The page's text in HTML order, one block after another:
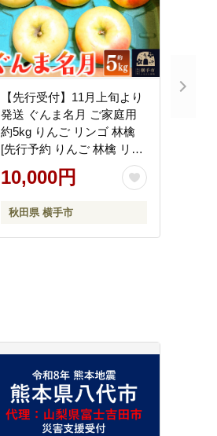
【先行受付】11月上旬より
発送 ぐんま名月 ご家庭用
約5kg りんご リンゴ 林檎
[先行予約 りんご 林檎 リン
ゴ 群馬名月 果物 フルーツ
横手産 秋田産 秋田県産]
10,000円
秋田県 横手市